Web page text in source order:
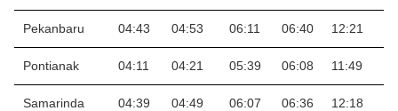
Pekanbaru 04:43 04:53 06:11 06:40 12:21
Pontianak 04:11 04:21 05:39 06:08 11:49
Samarinda 04:39 04:49 06:07 06:36 12:18